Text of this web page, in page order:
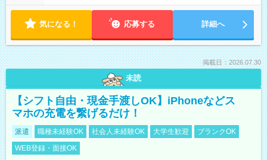
気になる！ 応募する 詳細へ
掲載日：2026.07.30
未読
【シフト自由・現金手渡しOK】iPhoneなどス
マホの充電を繋げるだけ！
派遣 職種未経験OK 社会人未経験OK 大学生歓迎
ブランクOK
WEB登録・面接OK